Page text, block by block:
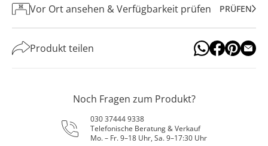
Vor Ort ansehen & Verfügbarkeit prüfen PRÜFEN
Produkt teilen
Noch Fragen zum Produkt?
030 37444 9338
Telefonische Beratung & Verkauf
Mo. – Fr. 9–18 Uhr, Sa. 9–17:30 Uhr